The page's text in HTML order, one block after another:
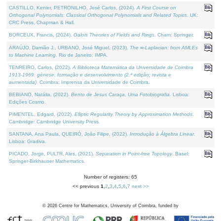
CASTILLO, Kenier, PETRONILHO, José Carlos, (2024). A First Course on
Orthogonal Polynomials: Classical Orthogonal Polynomials and Related Topics . UK:
CRC Press, Chapman & Hall.
BORCEUX, Francis, (2024). Galois Theories of Fields and Rings . Cham: Springer.
ARAÚJO, Damião J., URBANO, José Miguel, (2023). The ∞-Laplacian: from AMLEs
to Machine Learning . Rio de Janeiro: IMPA.
TENREIRO, Carlos, (2022). A Biblioteca Matemática da Universidade de Coimbra
1913-1969: génese, formação e desenvolvimento (2.ª edição; revista e
aumentada) . Coimbra: Imprensa da Universidade de Coimbra.
BEBIANO, Natália, (2022). Bento de Jesus Caraça, Uma Fotobiografia . Lisboa:
Edições Cosmo.
PIMENTEL, Edgard, (2022). Elliptic Regularity Theory by Approximation Methods
Cambridge: Cambridge University Press.
SANTANA, Ana Paula, QUEIRÓ, João Filipe, (2022). Introdução à Álgebra Linear.
Lisboa: Gradiva.
PICADO, Jorge, PULTR, Ales, (2021). Separation in Point-free Topology. Basel:
Springer-Birkhauser Mathematics.
Number of registers: 65
<< previous 1 2 3 4, 5 6 7 next >>
© 2026 Centre for Mathematics, University of Coimbra, funded by